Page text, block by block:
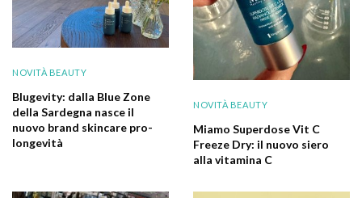
NOVITÀ BEAUTY
Blugevity: dalla Blue Zone
della Sardegna nasce il
nuovo brand skincare pro-
longevità
NOVITÀ BEAUTY
Miamo Superdose Vit C
Freeze Dry: il nuovo siero
alla vitamina C